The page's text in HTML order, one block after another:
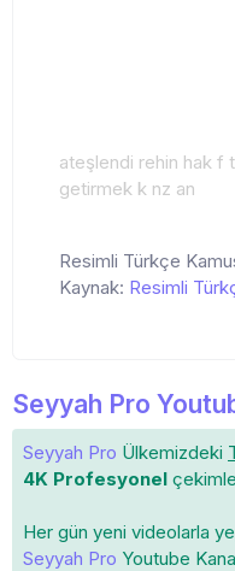
ateşlendi rehin hak f
getirmek k nz an
Resimli Türkçe
Kaynak: Resimli
Seyyah Pro
Seyyah Pro Ülkemizdeki
4K Profesyonel
Her gün yeni videolarla
Seyyah Pro Youtube